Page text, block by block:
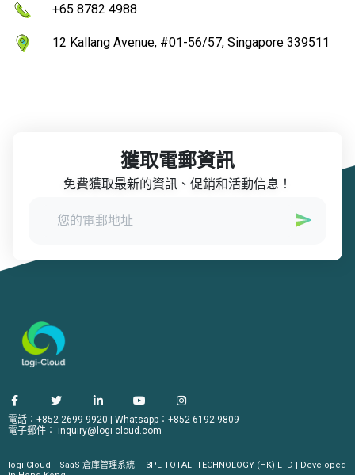
+65 8782 4988
12 Kallang Avenue, #01-56/57, Singapore 339511
獲取電郵資訊
免費獲取最新的資訊、促銷和活動信息！
logi-Cloud｜SaaS 倉庫管理系統｜ 3PL-TOTAL TECHNOLOGY (HK) LTD | Developed
電話：+852 2699 9920
Whatsapp：+852 6192 9809
電子郵件： inquiry@logi-cloud.com